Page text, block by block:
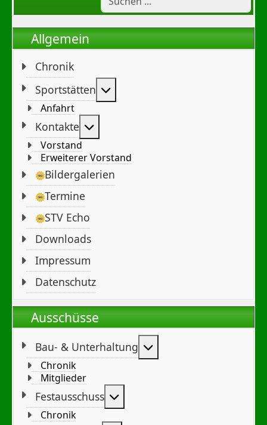
Allgemein
Chronik
Sportstätten
Anfahrt
Kontakte
Vorstand
Erweiterer Vorstand
Bildergalerien
Termine
STV Echo
Downloads
Impressum
Datenschutz
Ausschüsse
Bau- & Unterhaltung
Chronik
Mitglieder
Festausschuss
Chronik